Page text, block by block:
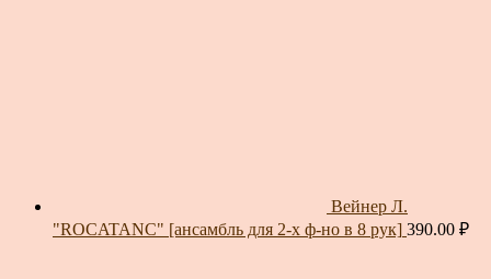
Вейнер Л.
"ROCATANC" [ансамбль для 2-х ф-но в 8 рук] 390.00 ₽